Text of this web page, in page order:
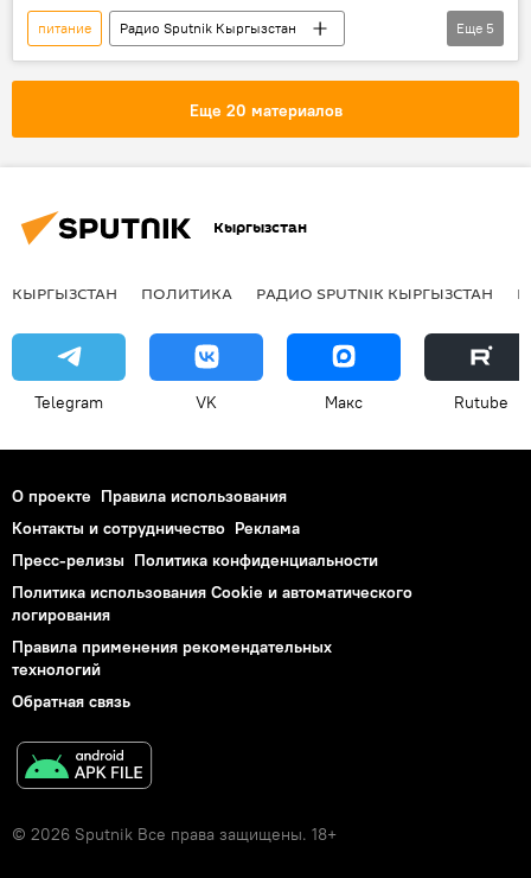
питание
Радио Sputnik Кыргызстан
Кыргызстан
овощи
фрукты
Еще 5
Еще 20 материалов
Кыргызстан
КЫРГЫЗСТАН ПОЛИТИКА РАДИО SPUTNIK КЫРГЫЗСТАН
Telegram VK Макс Rutube
О проекте Правила использования
Контакты и сотрудничество Реклама
Пресс-релизы Политика конфиденциальности
Политика использования Cookie и автоматического
логирования
Правила применения рекомендательных
технологий
Обратная связь
© 2026 Sputnik Все права защищены. 18+